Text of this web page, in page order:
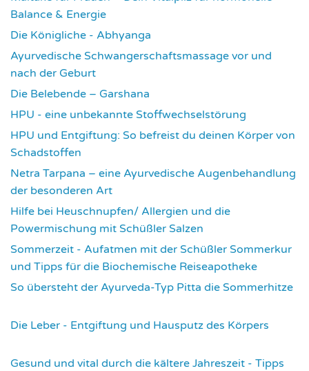
Balance & Energie
Die Königliche - Abhyanga
Ayurvedische Schwangerschaftsmassage vor und
nach der Geburt
Die Belebende – Garshana
HPU - eine unbekannte Stoffwechselstörung
HPU und Entgiftung: So befreist du deinen Körper von
Schadstoffen
Netra Tarpana – eine Ayurvedische Augenbehandlung
der besonderen Art
Hilfe bei Heuschnupfen/ Allergien und die
Powermischung mit Schüßler Salzen
Sommerzeit - Aufatmen mit der Schüßler Sommerkur
und Tipps für die Biochemische Reiseapotheke
So übersteht der Ayurveda-Typ Pitta die Sommerhitze
Die Leber - Entgiftung und Hausputz des Körpers
Gesund und vital durch die kältere Jahreszeit - Tipps